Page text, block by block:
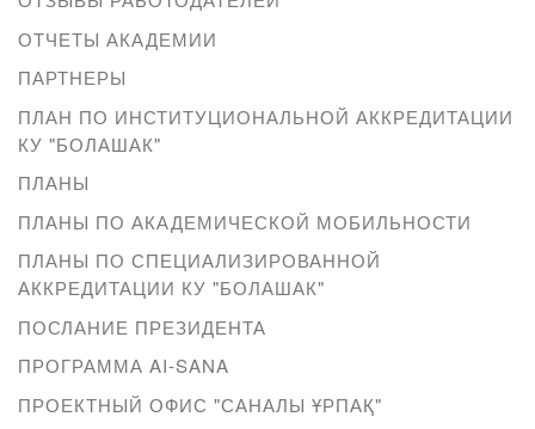
ОТЧЕТЫ АКАДЕМИИ
ПАРТНЕРЫ
ПЛАН ПО ИНСТИТУЦИОНАЛЬНОЙ АККРЕДИТАЦИИ
КУ "БОЛАШАК"
ПЛАНЫ
ПЛАНЫ ПО АКАДЕМИЧЕСКОЙ МОБИЛЬНОСТИ
ПЛАНЫ ПО СПЕЦИАЛИЗИРОВАННОЙ
АККРЕДИТАЦИИ КУ "БОЛАШАК"
ПОСЛАНИЕ ПРЕЗИДЕНТА
ПРОГРАММА AI-SANA
ПРОЕКТНЫЙ ОФИС "САНАЛЫ ҰРПАҚ"